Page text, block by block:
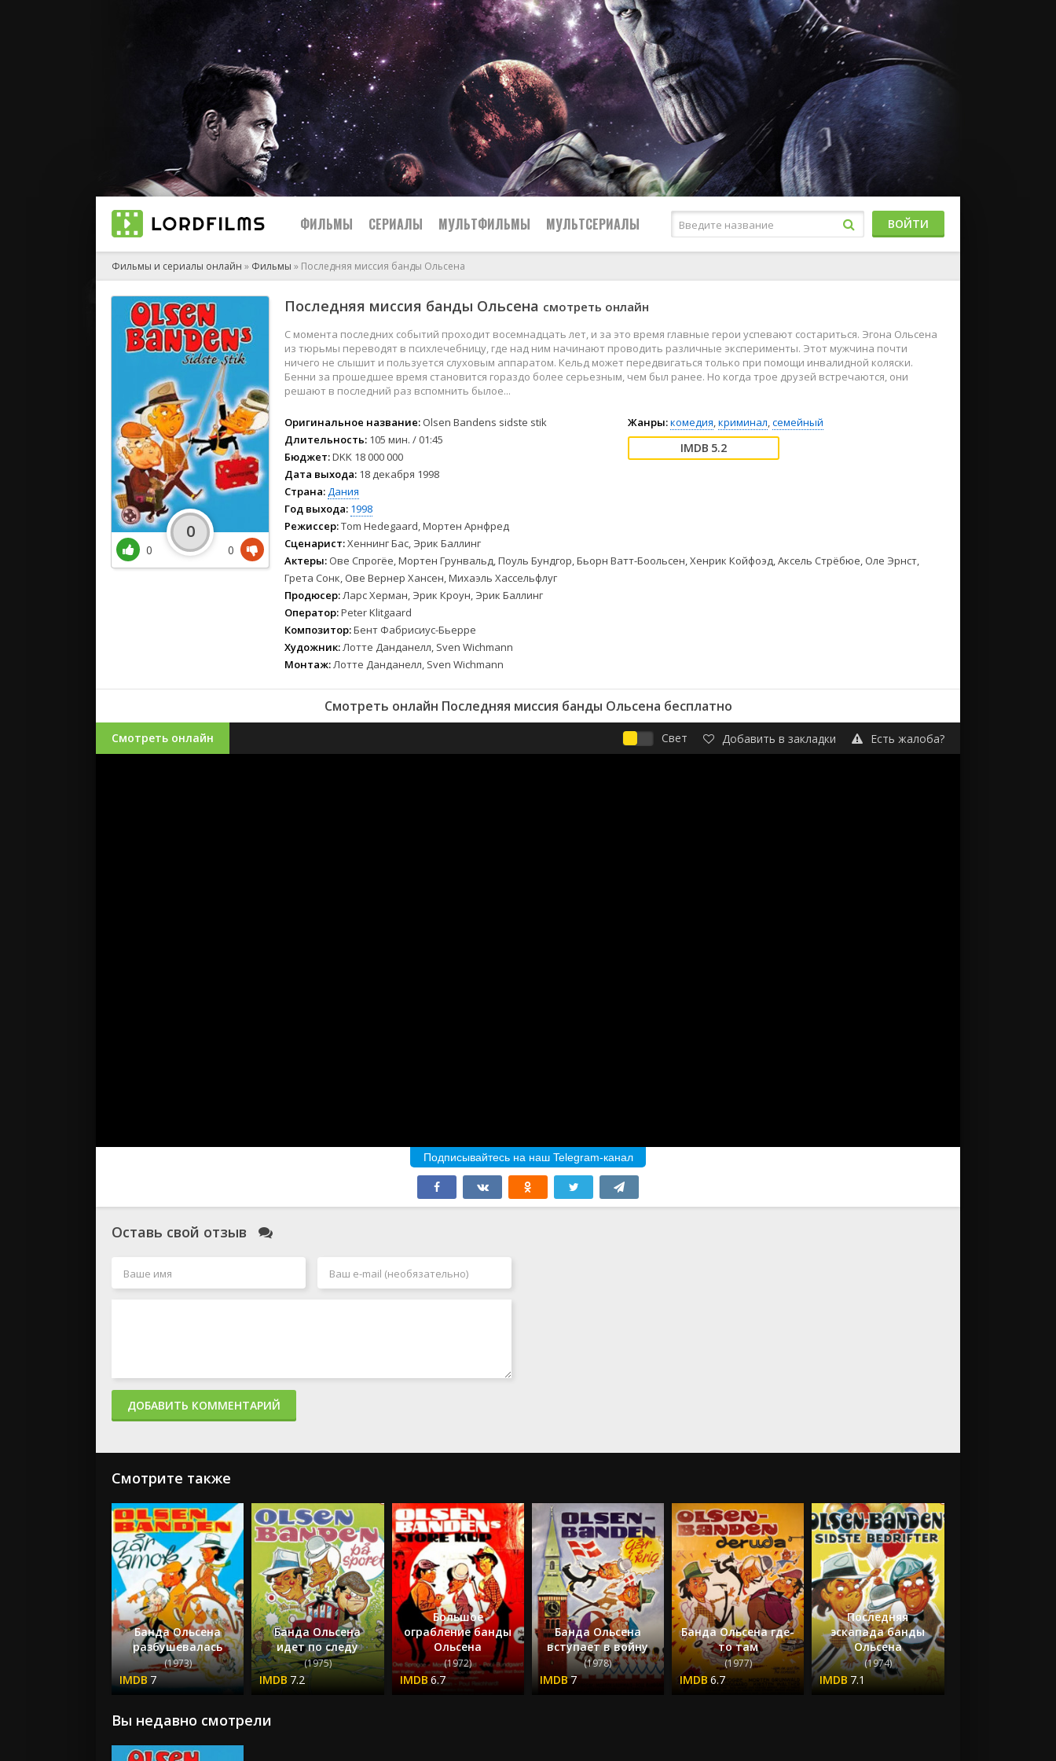
ФИЛЬМЫ
2023
2022
2021
2020
2019
2017
2016
2015
2014
2013
2011
2010
2009
2008
2006
2005
2004
2003
2002
2001
Биография
Военные
Детективы
Вестерны
Исторические
Комедии
Криминал
Приключения
Мюзиклы
Фантастика
СЕРИАЛЫ МУЛЬТФИЛЬМЫ МУЛЬТСЕРИАЛЫ ВОЙТИ
Фильмы и сериалы онлайн » Фильмы » Последняя миссия банды Ольсена
Последняя миссия банды Ольсена смотреть онлайн
С момента последних событий проходит восемнадцать лет, и за это время главные герои успевают состариться. Эгона Ольсена
из тюрьмы переводят в психлечебницу, где над ним начинают проводить различные эксперименты. Этот мужчина почти
ничего не слышит и пользуется слуховым аппаратом. Кельд может передвигаться только при помощи инвалидной коляски.
Бенни за прошедшее время становится гораздо более серьезным, чем был ранее. Но когда трое друзей встречаются, они
решают в последний раз вспомнить былое...
Оригинальное название: Olsen Bandens sidste stik
Длительность: 105 мин. / 01:45
Бюджет:DKK 18 000 000
Дата выхода: 18 декабря 1998
Страна:Дания
Год выхода: 1998
Жанры:комедия,криминал,семейный
5.2
Режиссер:Tom Hedegaard, Мортен Арнфред
Сценарист:Хеннинг Бас, Эрик Баллинг
Актеры: Ове Спрогёе, Мортен Грунвальд, Поуль Бундгор, Бьорн Ватт-Боольсен, Хенрик Койфоэд, Аксель Стрёбюе, Оле Эрнст,
Грета Сонк, Ове Вернер Хансен, Михаэль Хассельфлуг
Продюсер:Ларс Херман, Эрик Кроун, Эрик Баллинг
Оператор:Peter Klitgaard
Композитор:Бент Фабрисиус-Бьерре
Художник:Лотте Данданелл, Sven Wichmann
Монтаж:Лотте Данданелл, Sven Wichmann
0
0
0
Смотреть онлайн Последняя миссия банды Ольсена бесплатно
Смотреть онлайн Свет Добавить в закладки Есть жалоба?
Подписывайтесь на наш Telegram-канал
Оставь свой отзыв
ДОБАВИТЬ КОММЕНТАРИЙ
Смотрите также
Банда Ольсена
разбушевалась
(1973)
7
Банда Ольсена
идет по следу
(1975)
7.2
Большое
ограбление банды
Ольсена
(1972)
6.7
Банда Ольсена
вступает в войну
(1978)
7
Банда Ольсена где-
то там
(1977)
6.7
Последняя
эскапада банды
Ольсена
(1974)
7.1
Вы недавно смотрели